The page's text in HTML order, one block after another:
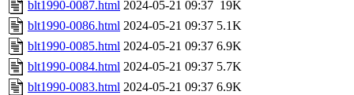
blt1990-0087.html 2024-05-21 09:37 19K
blt1990-0086.html 2024-05-21 09:37 5.1K
blt1990-0085.html 2024-05-21 09:37 6.9K
blt1990-0084.html 2024-05-21 09:37 5.7K
blt1990-0083.html 2024-05-21 09:37 6.9K